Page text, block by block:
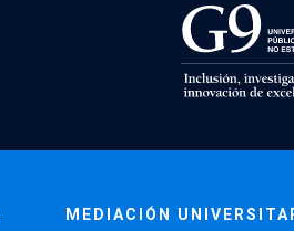
MEDIACIÓN